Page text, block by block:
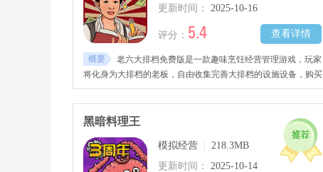
更新时间：
2025-10-16
查看详情
评分： 5.4
概要
老六大排档免费版是一款趣味烹饪经营管理游戏，玩家
将化身为大排档的老板，自由收集完善大排档的设施设备，购买
新鲜的食材、原材料、调味品等发挥你的烹饪技巧，根据顾客的
需求自由搭配出不同的调料品，烹饪出让每一位顾客满意的美食
佳肴，赚取更多钱财将你的大排档做大做强，感兴趣的玩家千万
黑暗料理王
模拟经营
218.3MB
更新时间：
2025-10-14